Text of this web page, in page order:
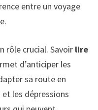
entre un voyage
rôle crucial. Savoirlire
d’anticiper les
sa route en
les dépressions